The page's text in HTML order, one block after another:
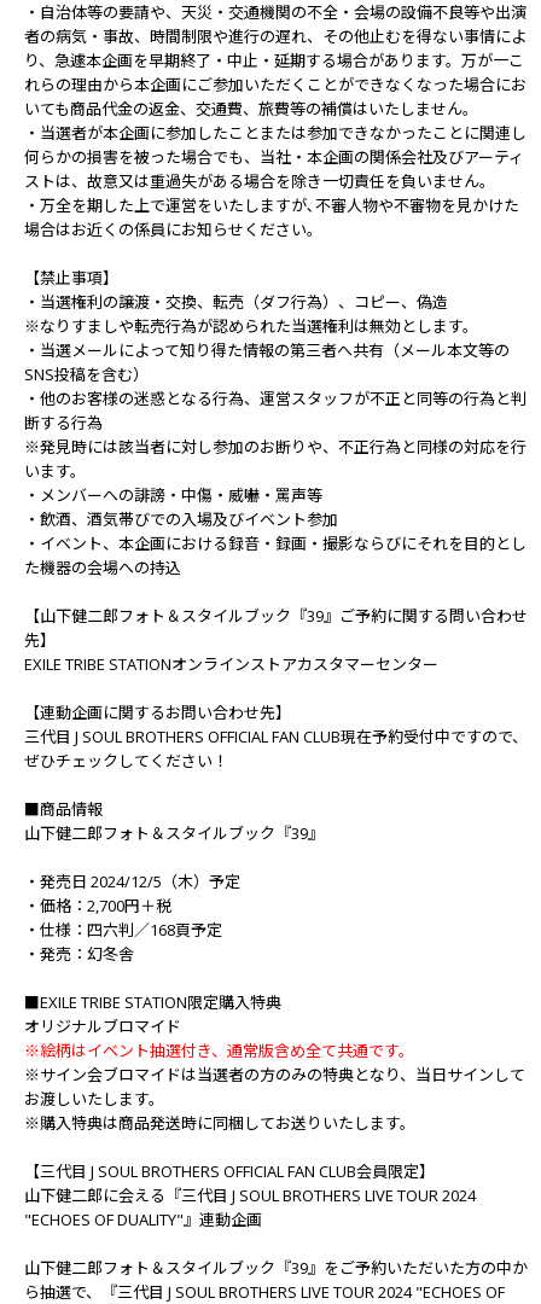
・自治体等の要請や、天災・交通機関の不全・会場の設備不良等や出演
者の病気・事故、時間制限や進行の遅れ、その他止むを得ない事情によ
り、急遽本企画を早期終了・中止・延期する場合があります。万が一こ
れらの理由から本企画にご参加いただくことができなくなった場合にお
いても商品代金の返金、交通費、旅費等の補償はいたしません。
・当選者が本企画に参加したことまたは参加できなかったことに関連し
何らかの損害を被った場合でも、当社・本企画の関係会社及びアーティ
ストは、故意又は重過失がある場合を除き一切責任を負いません。
・万全を期した上で運営をいたしますが､不審人物や不審物を見かけた
場合はお近くの係員にお知らせください。
【禁止事項】
・当選権利の譲渡・交換、転売（ダフ行為）、コピー、偽造
※なりすましや転売行為が認められた当選権利は無効とします。
・当選メールによって知り得た情報の第三者へ共有（メール本文等の
SNS投稿を含む）
・他のお客様の迷惑となる行為、運営スタッフが不正と同等の行為と判
断する行為
※発見時には該当者に対し参加のお断りや、不正行為と同様の対応を行
います。
・メンバーへの誹謗・中傷・威嚇・罵声等
・飲酒、酒気帯びでの入場及びイベント参加
・イベント、本企画における録音・録画・撮影ならびにそれを目的とし
た機器の会場への持込
【山下健二郎フォト＆スタイルブック『39』ご予約に関する問い合わせ
先】
EXILE TRIBE STATIONオンラインストアカスタマーセンター
【連動企画に関するお問い合わせ先】
三代目 J SOUL BROTHERS OFFICIAL FAN CLUB現在予約受付中ですので、
ぜひチェックしてください！
■商品情報
山下健二郎フォト＆スタイルブック『39』
・発売日 2024/12/5（木）予定
・価格：2,700円＋税
・仕様：四六判／168頁予定
・発売：幻冬舎
■EXILE TRIBE STATION限定購入特典
オリジナルブロマイド
※絵柄はイベント抽選付き、通常版含め全て共通です。
※サイン会ブロマイドは当選者の方のみの特典となり、当日サインして
お渡しいたします。
※購入特典は商品発送時に同梱してお送りいたします。
【三代目 J SOUL BROTHERS OFFICIAL FAN CLUB会員限定】
山下健二郎に会える『三代目 J SOUL BROTHERS LIVE TOUR 2024
"ECHOES OF DUALITY"』連動企画
山下健二郎フォト＆スタイルブック『39』をご予約いただいた方の中か
ら抽選で、『三代目 J SOUL BROTHERS LIVE TOUR 2024 "ECHOES OF